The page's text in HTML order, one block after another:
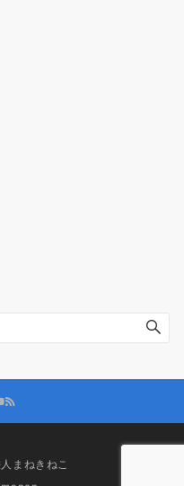
まねきねこ